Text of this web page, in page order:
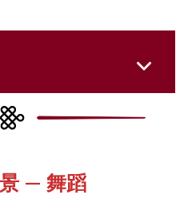
— 舞蹈